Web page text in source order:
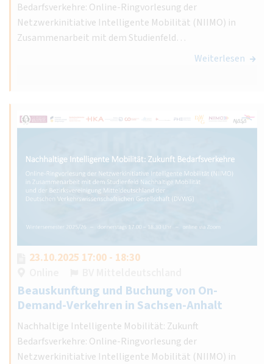
Bedarfsverkehre: Online-Ringvorlesung der
Netzwerkinitiative Intelligente Mobilität (NIIMO) in
Zusammenarbeit mit dem Studienfeld…
Weiterlesen
23.10.2025 17:00 - 18:30
Beauskunftung und Buchung von On-
Demand-Verkehren in Sachsen-Anhalt
Nachhaltige Intelligente Mobilität: Zukunft
Bedarfsverkehre: Online-Ringvorlesung der
Netzwerkinitiative Intelligente Mobilität (NIIMO) in